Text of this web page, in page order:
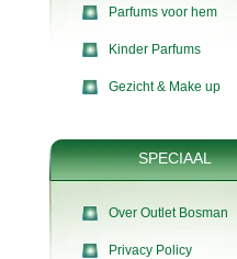
Parfums voor hem
Kinder Parfums
Gezicht & Make up
SPECIAAL
Over Outlet Bosman
Privacy Policy